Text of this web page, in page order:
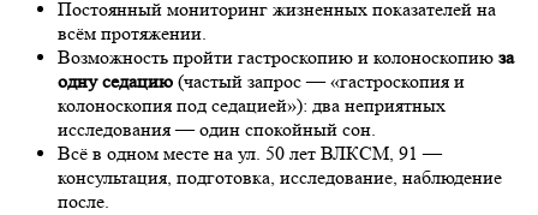
Постоянный мониторинг жизненных показателей на
всём протяжении.
Возможность пройти гастроскопию и колоноскопию за
одну седацию (частый запрос — «гастроскопия и
колоноскопия под седацией»): два неприятных
исследования — один спокойный сон.
Всё в одном месте на ул. 50 лет ВЛКСМ, 91 —
консультация, подготовка, исследование, наблюдение
после.